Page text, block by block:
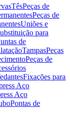
TêsPeças de
Peças de
Uniões e
para
de
TampasPeças
Peças de
Fixações para
Aço
Aço
Pontas de